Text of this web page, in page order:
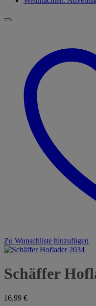
Zu Wunschliste hinzufügen
Schäffer
16,99 €